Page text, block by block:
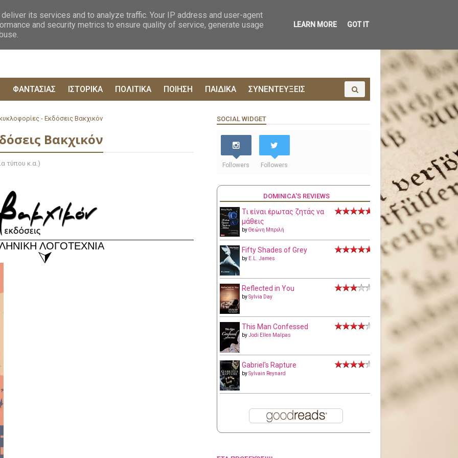
ΦΑΝΤΑΣΙΑΣ ΙΣΤΟΡΙΚΑ ΠΟΛΙΤΙΚΑ ΠΟΙΗΣΗ ΠΑΙΔΙΚΑ ΣΥΝΕΝΤΕΥΞΕΙΣ
- Εκδόσεις Βακχικόν
Βακχικόν
τύπου κ.α.)
ΛΟΓΟΤΕΧΝΙΑ
⮛
SOCIAL WIDGET
Followers Followers
DOMINICA'S REVIEWS
Τι είναι έρωτας ζητάς να
μάθεις
byΘεώνη Μπριλή
Fifty Shades of Grey
by E.L. James
Reflected in You
bySylvia Day
This Man Confessed
byJodi Ellen Malpas
Gabriel's Rapture
bySylvain Reynard
its services and to analyze traffic. Your IP address and user-agent
and security metrics to ensure quality of service, generate usage
LEARN MORE GOT IT